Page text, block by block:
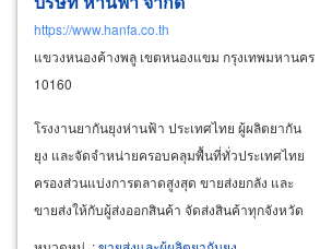
https://www.hanfa.co.th
แขวงหนองค้างพลู เขตหนองแขม กรุงเทพมหานคร
10160
โรงงานยากันยุงห่านฟ้า ประเทศไทย ผู้ผลิตยากัน
ยุง และจัดจำหน่ายครอบคลุมพื้นที่ทั่วประเทศไทย
ครองส่วนแบ่งการตลาดสูงสุด ขายส่งยกลัง และ
ขายส่งให้กับผู้ส่งออกสินค้า จัดส่งสินค้าทุกจังหวัด